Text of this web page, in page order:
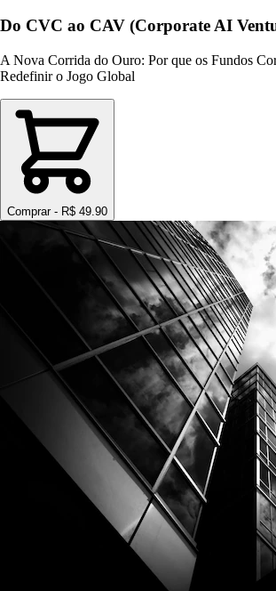
Do CVC ao CAV (Corporate AI
A Nova Corrida do Ouro: Por que os Fundos
Redefinir o Jogo Global
Comprar - R$ 49.90